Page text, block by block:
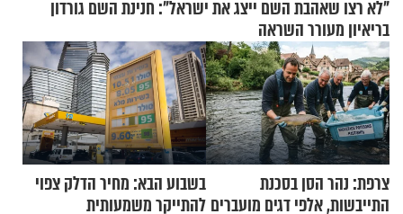
"לא רצו שאהבת השם ייצג את ישראל": חנינת השם גורדון
בריאיון מעורר השראה
צרפת: נהר הסן בסכנת
התייבשות, אלפי דגים מועברים
בשבוע הבא: מחיר הדלק צפוי
להתייקר משמעותית